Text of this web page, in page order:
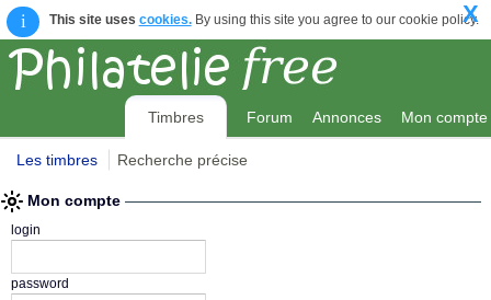
i This site uses cookies.By using this site you agree to our cookie policy.
X
Timbres Forum Annonces Mon compte
Les timbres Recherche précise
Mon compte
login
password